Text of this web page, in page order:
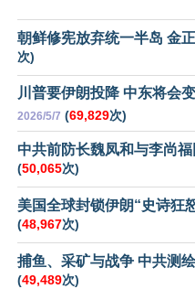
朝鲜修宪放弃统一半岛 金
次)
川普要伊朗投降 中东将会
2026/5/7 (69,829次)
中共前防长魏凤和与李尚
(50,065次)
美国全球封锁伊朗“史诗狂
(48,967次)
捕鱼、采矿与战争 中共测
(49,489次)